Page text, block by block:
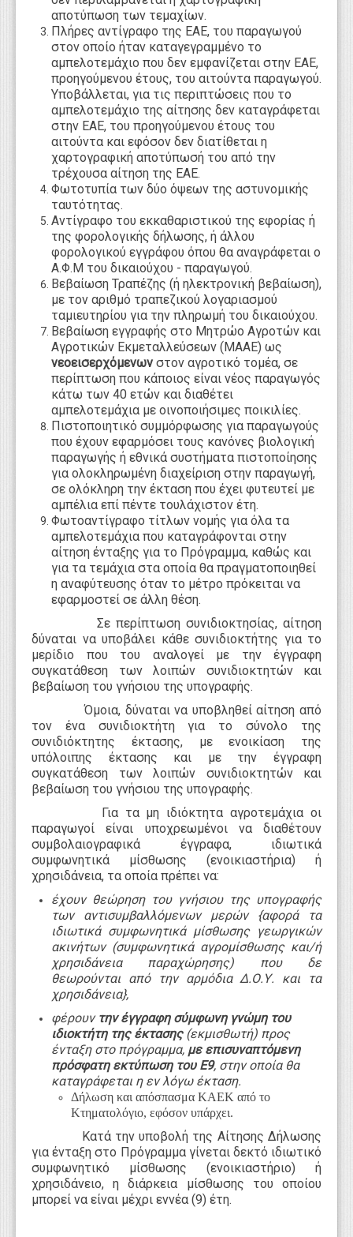
αποτύπωση των τεμαχίων.
Πλήρες αντίγραφο της ΕΑΕ, του παραγωγού
στον οποίο ήταν καταγεγραμμένο το
αμπελοτεμάχιο που δεν εμφανίζεται στην ΕΑΕ,
προηγούμενου έτους, του αιτούντα παραγωγού.
Υποβάλλεται, για τις περιπτώσεις που το
αμπελοτεμάχιο της αίτησης δεν καταγράφεται
στην ΕΑΕ, του προηγούμενου έτους του
αιτούντα και εφόσον δεν διατίθεται η
χαρτογραφική αποτύπωσή του από την
τρέχουσα αίτηση της ΕΑΕ.
Φωτοτυπία των δύο όψεων της αστυνομικής
ταυτότητας.
Αντίγραφο του εκκαθαριστικού της εφορίας ή
της φορολογικής δήλωσης, ή άλλου
φορολογικού εγγράφου όπου θα αναγράφεται ο
Α.Φ.Μ του δικαιούχου - παραγωγού.
Βεβαίωση Τραπέζης (ή ηλεκτρονική βεβαίωση),
με τον αριθμό τραπεζικού λογαριασμού
ταμιευτηρίου για την πληρωμή του δικαιούχου.
Βεβαίωση εγγραφής στο Μητρώο Αγροτών και
Αγροτικών Εκμεταλλεύσεων (ΜΑΑΕ) ως
νεοεισερχόμενων στον αγροτικό τομέα, σε
περίπτωση που κάποιος είναι νέος παραγωγός
κάτω των 40 ετών και διαθέτει
αμπελοτεμάχια με οινοποιήσιμες ποικιλίες.
Πιστοποιητικό συμμόρφωσης για παραγωγούς
που έχουν εφαρμόσει τους κανόνες βιολογική
παραγωγής ή εθνικά συστήματα πιστοποίησης
για ολοκληρωμένη διαχείριση στην παραγωγή,
σε ολόκληρη την έκταση που έχει φυτευτεί με
αμπέλια επί πέντε τουλάχιστον έτη.
Φωτοαντίγραφο τίτλων νομής για όλα τα
αμπελοτεμάχια που καταγράφονται στην
αίτηση ένταξης για το Πρόγραμμα, καθώς και
για τα τεμάχια στα οποία θα πραγματοποιηθεί
η αναφύτευσης όταν το μέτρο πρόκειται να
εφαρμοστεί σε άλλη θέση.
Σε περίπτωση συνιδιοκτησίας, αίτηση
δύναται να υποβάλει κάθε συνιδιοκτήτης για το
μερίδιο που του αναλογεί με την έγγραφη
συγκατάθεση των λοιπών συνιδιοκτητών και
βεβαίωση του γνήσιου της υπογραφής.
Όμοια, δύναται να υποβληθεί αίτηση από
τον ένα συνιδιοκτήτη για το σύνολο της
συνιδιόκτητης έκτασης, με ενοικίαση της
υπόλοιπης έκτασης και με την έγγραφη
συγκατάθεση των λοιπών συνιδιοκτητών και
βεβαίωση του γνήσιου της υπογραφής.
Για τα μη ιδιόκτητα αγροτεμάχια οι
παραγωγοί είναι υποχρεωμένοι να διαθέτουν
συμβολαιογραφικά έγγραφα,
ιδιωτικά
συμφωνητικά μίσθωσης (ενοικιαστήρια) ή
χρησιδάνεια, τα οποία πρέπει να:
έχουν θεώρηση του γνήσιου της υπογραφής
των αντισυμβαλλόμενων μερών {αφορά τα
ιδιωτικά συμφωνητικά μίσθωσης γεωργικών
ακινήτων (συμφωνητικά αγρομίσθωσης και/ή
χρησιδάνεια παραχώρησης) που δε
θεωρούνται από την αρμόδια Δ.Ο.Υ. και τα
χρησιδάνεια},
φέρουν την έγγραφη σύμφωνη γνώμη του
ιδιοκτήτη της έκτασης(εκμισθωτή) προς
ένταξη στο πρόγραμμα, με επισυναπτόμενη
πρόσφατη εκτύπωση του Ε9, στην οποία θα
καταγράφεται η εν λόγω έκταση.
Δήλωση και απόσπασμα ΚΑΕΚ από το
Κτηματολόγιο, εφόσον υπάρχει.
Κατά την υποβολή της Αίτησης Δήλωσης
για ένταξη στο Πρόγραμμα γίνεται δεκτό ιδιωτικό
συμφωνητικό μίσθωσης (ενοικιαστήριο) ή
χρησιδάνειο, η διάρκεια μίσθωσης του οποίου
μπορεί να είναι μέχρι εννέα (9) έτη.